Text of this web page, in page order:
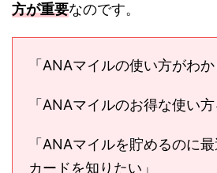
方が重要なのです。
「ANAマイルの使い方がわか
「ANAマイルのお得な使い方
「ANAマイルを貯めるのに
カードを知りたい」